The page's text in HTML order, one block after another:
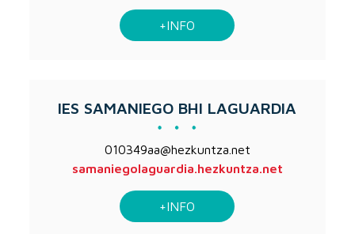
+INFO
IES SAMANIEGO BHI LAGUARDIA
010349aa@hezkuntza.net
samaniegolaguardia.hezkuntza.net
+INFO